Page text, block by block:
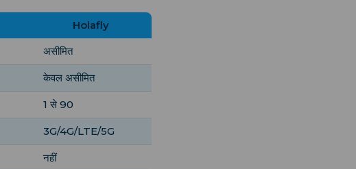
Holafly
असीमित
केवल असीमित
1 से 90
3G/4G/LTE/5G
नहीं